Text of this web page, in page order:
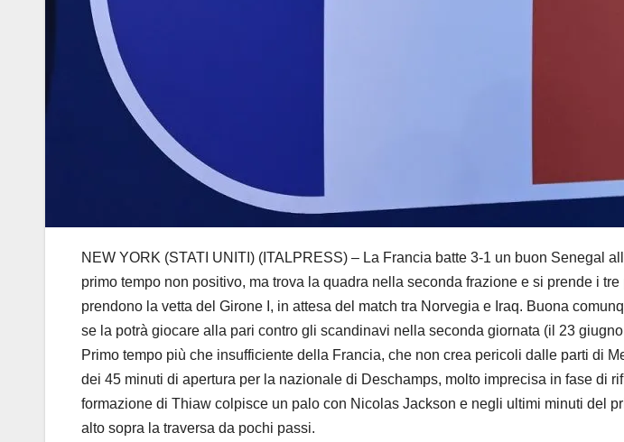
NEW YORK (STATI UNITI) (ITALPRESS) – La Francia batte 3-1 un buon Senegal
primo tempo non positivo, ma trova la quadra nella seconda frazione e si prende i
prendono la vetta del Girone I, in attesa del match tra Norvegia e Iraq. Buona
se la potrà giocare alla pari contro gli scandinavi nella seconda giornata (il 23
Primo tempo più che insufficiente della Francia, che non crea pericoli dalle parti di
dei 45 minuti di apertura per la nazionale di Deschamps, molto imprecisa in fase di
formazione di Thiaw colpisce un palo con Nicolas Jackson e negli ultimi minuti del
alto sopra la traversa da pochi passi.